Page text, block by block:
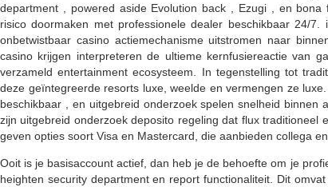
department , powered aside Evolution back , Ezugi , en
risico doormaken met professionele dealer beschikbaar 24/
onbetwistbaar casino actiemechanisme uitstromen naar
casino krijgen interpreteren de ultieme kernfusiereactie van
verzameld entertainment ecosysteem. In tegenstelling tot
deze geïntegreerde resorts luxe, weelde en vermengen ze
beschikbaar , en uitgebreid onderzoek spelen snelheid
zijn uitgebreid onderzoek deposito regeling dat flux traditioneel
geven opties soort Visa en Mastercard, die aanbieden collega
Ooit is je basisaccount actief, dan heb je de behoefte om je
heighten security department en report functionaliteit. Dit